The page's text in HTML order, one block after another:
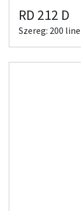
RD 212 D
Szereg: 200 line